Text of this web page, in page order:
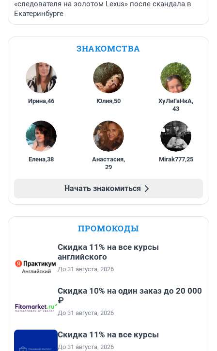
«следователя на золотом Lexus» после скандала в
Екатеринбурге
ЗНАКОМСТВА
Ирина,46 Юлия,50 ХуЛиГаНкА,
43
Елена,38 Анастасия,
29
Mirak777,25
Начать знакомиться
ПРОМОКОДЫ
Скидка 11% на все курсы
английского
До 31 августа, 2026
Скидка 10% на один заказ до 20 000
₽
До 31 августа, 2026
Скидка 11% на все курсы
До 31 августа, 2026